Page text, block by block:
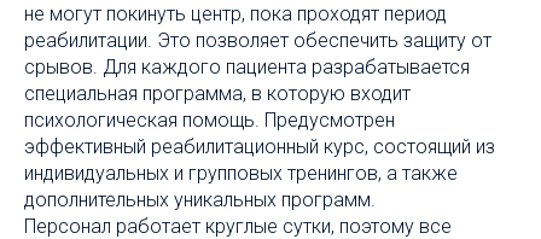
не могут покинуть центр, пока проходят период
реабилитации. Это позволяет обеспечить защиту от
срывов. Для каждого пациента разрабатывается
специальная программа, в которую входит
психологическая помощь. Предусмотрен
эффективный реабилитационный курс, состоящий из
индивидуальных и групповых тренингов, а также
дополнительных уникальных программ.
Персонал работает круглые сутки, поэтому все